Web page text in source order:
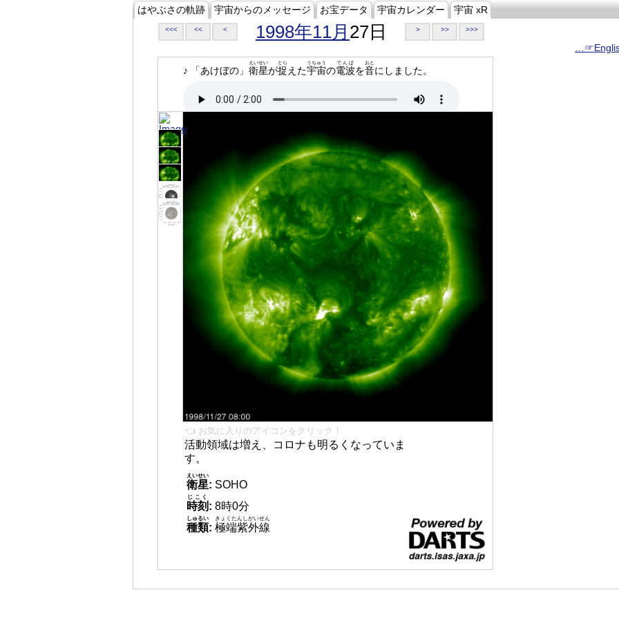
はやぶさの軌跡 宇宙からのメッセージ お宝データ 宇宙カレンダー 宇宙 xR
<<< << < 1998年11月 27日 > >> >>>
♪ 「あけぼの」 衛星
えいせい
が捉
とら
えた宇宙
うちゅう
の電波
でんぱ
を音
おと
にしました。
👈 お気に入りのアイコンをクリック！
活動領域は増え、コロナも明るくなっていま
す。
衛星
えいせい
: SOHO
時刻
じこく
: 8時0分
種類
しゅるい
: 極端紫外線
きょくたんしがいせん